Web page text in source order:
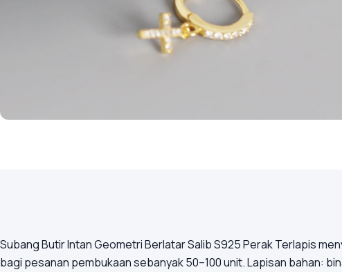
Subang Butir Intan Geometri Berlatar Salib S925 Perak Terlapis
bagi pesanan pembukaan sebanyak 50–100 unit. Lapisan bahan: